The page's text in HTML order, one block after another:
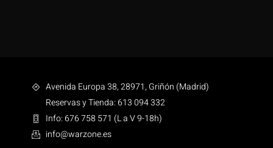
Avenida Europa 38, 28971, Griñón (Madrid)
Reservas y Tienda: 613 094 332
Info: 676 758 571 (L a V 9-18h)
info@warzone.es